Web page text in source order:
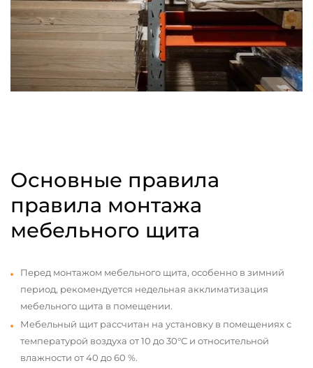
Основные правила
правила монтажа
мебельного щита
Перед монтажом мебельного щита, особенно в зимний
период, рекомендуется недельная акклиматизация
мебельного щита в помещении.
Мебельный щит рассчитан на установку в помещениях с
температурой воздуха от 10 до 30°С и относительной
влажности от 40 до 60 %.